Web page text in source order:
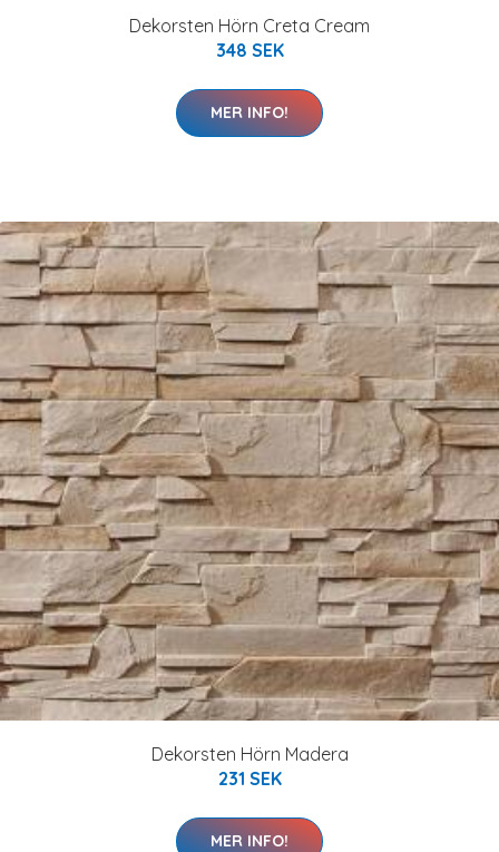
Dekorsten Hörn Creta Cream
348 SEK
MER INFO!
Dekorsten Hörn Madera
231 SEK
MER INFO!